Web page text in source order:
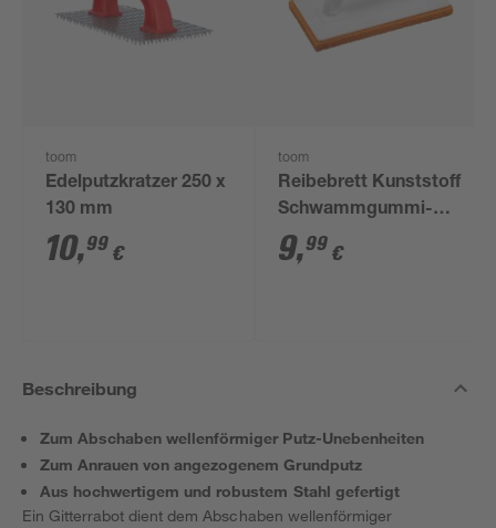
toom
Edelputzkratzer 250 x
130 mm
10,99 €
toom
Reibebrett Kunststoff
Schwammgummi-
Belag 280 x 140 mm
9,99 €
Beschreibung
Zum Abschaben wellenförmiger Putz-Unebenheiten
Zum Anrauen von angezogenem Grundputz
Aus hochwertigem und robustem Stahl gefertigt
Ein Gitterrabot dient dem Abschaben wellenförmiger